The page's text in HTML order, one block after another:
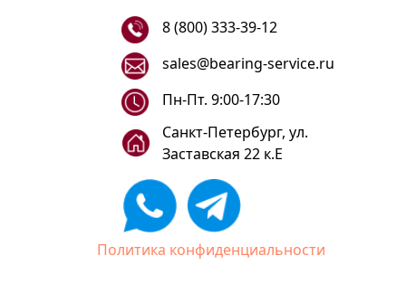
8 (800) 333-39-12
sales@bearing-service.ru
Санкт-Петербург, ул.
Заставская 22 к.Е
Пн-Пт. 9:00-17:30
Политика конфиденциальности